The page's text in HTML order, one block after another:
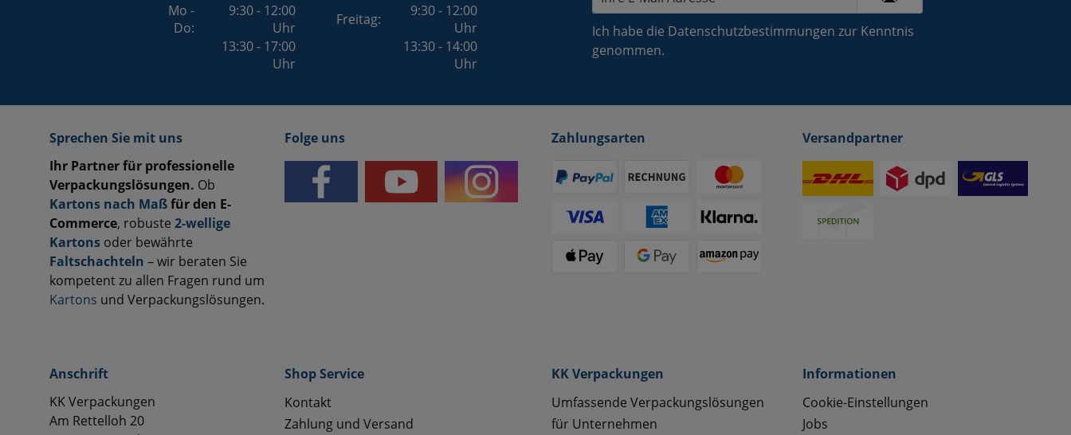
Mo -
Do:
9:30 - 12:00
Uhr
Freitag:
9:30 - 12:00
Uhr
13:30 - 17:00
Uhr
13:30 - 14:00
Uhr
Ich habe die Datenschutzbestimmungen zur Kenntnis
genommen.
Sprechen Sie mit uns
Ihr Partner für professionelle
Verpackungslösungen. Ob
Kartons nach Maßfür den E-
Commerce, robuste 2-wellige
Kartons oder bewährte
Faltschachteln – wir beraten Sie
kompetent zu allen Fragen rund um
Kartons und Verpackungslösungen.
Folge uns Zahlungsarten Versandpartner
Anschrift
KK Verpackungen
Am Rettelloh 20
Shop Service
Kontakt
Zahlung und Versand
KK Verpackungen
Umfassende Verpackungslösungen
für Unternehmen
Informationen
Cookie-Einstellungen
Jobs